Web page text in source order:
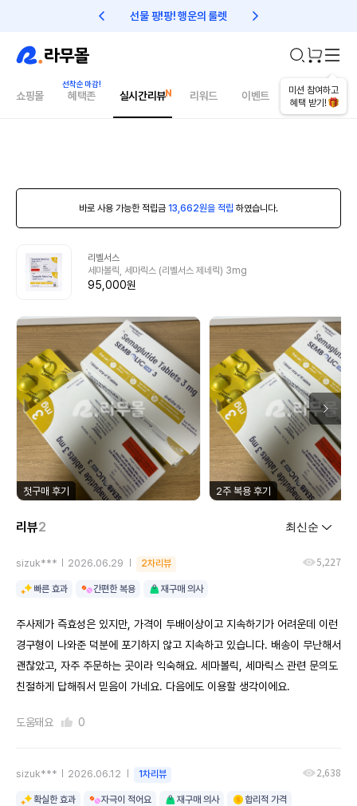
선물 팡!팡! 행운의 룰렛 친구초대 1만원 리워드!
미션 참여하고
혜택 받기!
쇼핑몰 혜택존 실시간리뷰 리워드 이벤트 건강매거진
바로 사용 가능한 적립금 13,662원을 적립 하였습니다.
리벨서스
세마볼릭, 세마릭스 (리벨서스 제네릭) 3mg
95,000원
첫구매 후기 2주 복용 후기
리뷰2
sizuk*** 2026.06.29 2차리뷰 5,227
빠른 효과 간편한 복용 재구매 의사
주사제가 즉효성은 있지만, 가격이 두배이상이고 지속하기가 어려운데 이런
경구형이 나와준 덕분에 포기하지 않고 지속하고 있습니다. 배송이 무난해서
괜찮았고, 자주 주문하는 곳이라 익숙해요. 세마볼릭, 세마릭스 관련 문의도
친절하게 답해줘서 믿음이 가네요. 다음에도 이용할 생각이에요.
도움돼요 0
sizuk*** 2026.06.12 1차리뷰 2,638
확실한 효과 자극이 적어요 재구매 의사 합리적 가격